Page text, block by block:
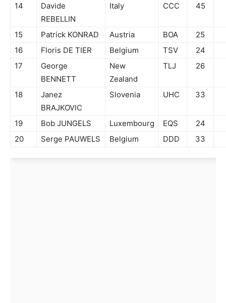
14
Davide
REBELLIN
Italy CCC 45
15 Patrick KONRAD Austria BOA
25
16
Floris DE TIER Belgium TSV
24
17
George
BENNETT
New
Zealand
TLJ 26
18
Janez
BRAJKOVIC
Slovenia UHC 33
19 Bob JUNGELS Luxembourg EQS 24
20
Serge PAUWELS Belgium DDD 33